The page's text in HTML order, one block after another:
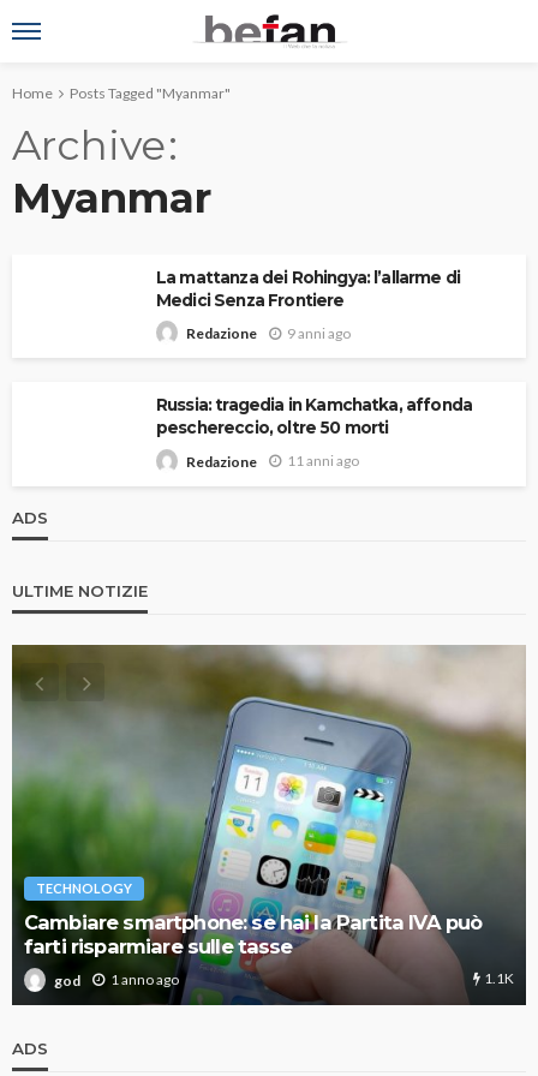
Home Posts Tagged "Myanmar"
Archive
Myanmar
La mattanza dei Rohingya: l’allarme di
Medici Senza Frontiere
Redazione 9 anni ago
Russia: tragedia in Kamchatka, affonda
peschereccio, oltre 50 morti
Redazione 11 anni ago
ADS
ULTIME NOTIZIE
TECHNOLOGY
Cambiare smartphone: se hai la Partita IVA può
farti risparmiare sulle tasse
god 1 anno ago 1.1K
ADS